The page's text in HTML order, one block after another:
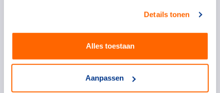
Details tonen
Alles toestaan
Aanpassen